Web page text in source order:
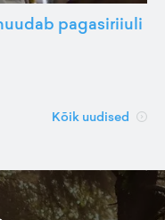
pagasiriiuli
Kõik uudised